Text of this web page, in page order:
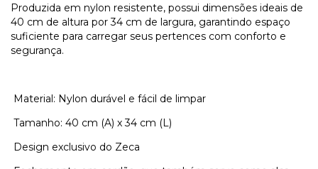
Produzida em nylon resistente, possui dimensões ideais de
40 cm de altura por 34 cm de largura, garantindo espaço
suficiente para carregar seus pertences com conforto e
segurança.
Material: Nylon durável e fácil de limpar
Tamanho: 40 cm (A) x 34 cm (L)
Design exclusivo do Zeca